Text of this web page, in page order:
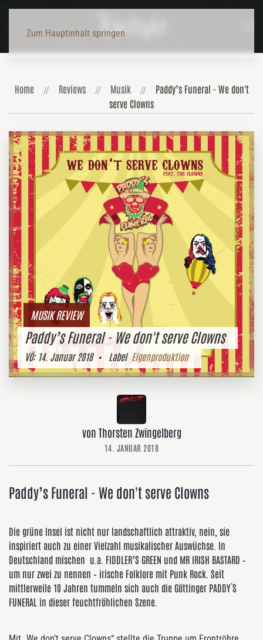
Zum Hauptinhalt springen
Home Reviews Musik
Paddy’s Funeral - We don't
serve Clowns
MUSIK REVIEW
Paddy’s Funeral - We don't serve Clowns
VÖ:14. Januar 2018• Label Eigenproduktion
von Thorsten Zwingelberg
14. JANUAR 2018
Paddy’s Funeral - We don't serve Clowns
Die grüne Insel ist nicht nur landschaftlich attraktiv, nein, sie
inspiriert auch zu einer Vielzahl musikalischer Auswüchse. In
Deutschland mischen u.a. FIDDLER’S GREEN und MR IRISH BASTARD –
um nur zwei zu nennen – irische Folklore mit Punk Rock. Seit
mittlerweile 10 Jahren tummeln sich auch die Göttinger PADDY`S
FUNERAL in dieser feuchtfröhlichen Szene.